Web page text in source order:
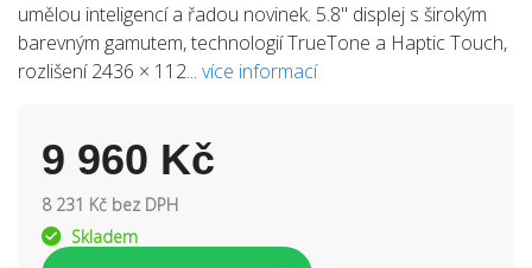
umělou inteligencí a řadou novinek. 5.8" displej s širokým
barevným gamutem, technologií TrueTone a Haptic Touch,
rozlišení 2436 × 112... více informací
9 960 Kč
8 231 Kč bez DPH
Skladem